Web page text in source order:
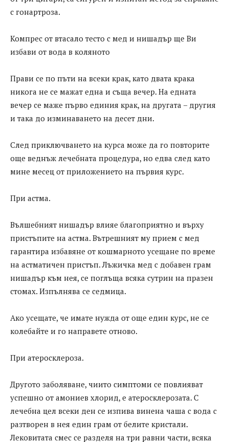
с гонартроза.
Компрес от втасало тесто с мед и нишадър ще Ви
избави от вода в коляното
Прави се по пъти на всеки крак, като двата крака
никога не се мажат една и съща вечер. На едната
вечер се маже първо единия крак, на другата – другия
и така до изминаването на десет дни.
След приключването на курса може да го повторите
още веднъж лечебната процедура, но едва след като
мине месец от приложението на първия курс.
При астма.
Вълшебният нишадър влияе благоприятно и върху
пристъпите на астма. Вътрешният му прием с мед
гарантира избавяне от кошмарното усещане по време
на астматичен пристъп. Лъжичка мед с добавен грам
нишадър към нея, се поглъща всяка сутрин на празен
стомах. Изпълнява се седмица.
Ако усещате, че имате нужда от още един курс, не се
колебайте и го направете отново.
При атеросклероза.
Другото заболяване, чиито симптоми се повлияват
успешно от амониев хлорид, е атеросклерозата. С
лечебна цел всеки ден се изпива винена чаша с вода с
разтворен в нея един грам от белите кристали.
Лековитата смес се разделя на три равни части, всяка